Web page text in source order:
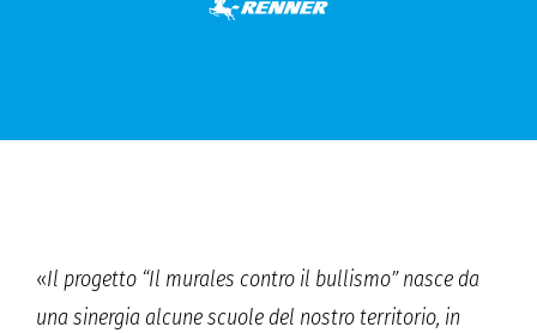
«Il progetto “Il murales contro il bullismo” nasce da
una sinergia alcune scuole del nostro territorio, in